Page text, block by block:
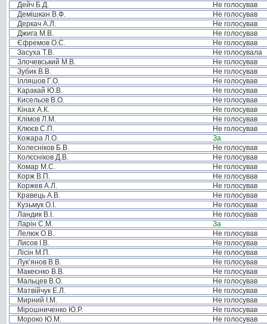
Дейч Б.Д.
Не голосував
Демішкан В.Ф.
Не голосував
Деркач А.Л.
Не голосував
Джига М.В.
Не голосував
Єфремов О.С.
Не голосував
Засуха Т.В.
Не голосувала
Злочевський М.В.
Не голосував
Зубик В.В.
Не голосував
Ілляшов Г.О.
Не голосував
Каракай Ю.В.
Не голосував
Кисельов В.О.
Не голосував
Кінах А.К.
Не голосував
Клімов Л.М.
Не голосував
Клюєв С.П.
Не голосував
Кожара Л.О.
За
Колесніков Б.В.
Не голосував
Колєсніков Д.В.
Не голосував
Комар М.С.
Не голосував
Корж В.П.
Не голосував
Коржев А.Л.
Не голосував
Кравець А.В.
Не голосував
Кузьмук О.І.
Не голосував
Ландик В.І.
Не голосував
Ларін С.М.
За
Лелюк О.В.
Не голосував
Лисов І.В.
Не голосував
Лісін М.П.
Не голосував
Лук’янов В.В.
Не голосував
Макеєнко В.В.
Не голосував
Мальцев В.О.
Не голосував
Матвійчук Е.Л.
Не голосував
Мирний І.М.
Не голосував
Мірошниченко Ю.Р.
Не голосував
Мороко Ю.М.
Не голосував